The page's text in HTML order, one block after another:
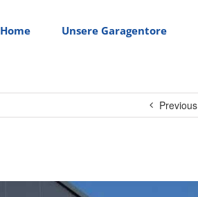
Home Unsere Garagentore
Previous